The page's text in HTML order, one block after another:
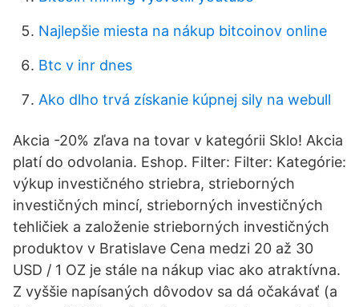
Najlepšie miesta na nákup bitcoinov online
Btc v inr dnes
Ako dlho trvá získanie kúpnej sily na webull
Akcia -20% zľava na tovar v kategórii Sklo! Akcia
platí do odvolania. Eshop. Filter: Filter: Kategórie:
výkup investičného striebra, strieborných
investičných mincí, strieborných investičných
tehličiek a založenie strieborných investičných
produktov v Bratislave Cena medzi 20 až 30
USD / 1 OZ je stále na nákup viac ako atraktívna.
Z vyššie napísaných dôvodov sa dá očakávať (a